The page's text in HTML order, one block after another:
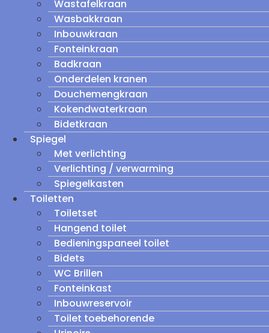
Wastafelkraan
Wasbakkraan
Inbouwkraan
Fonteinkraan
Badkraan
Onderdelen kranen
Douchemengkraan
Kokendwaterkraan
Bidetkraan
Spiegel
Met verlichting
Verlichting / verwarming
Spiegelkasten
Toiletten
Toiletset
Hangend toilet
Bedieningspaneel toilet
Bidets
WC Brillen
Fonteinkast
Inbouwreservoir
Toilet toebehorende